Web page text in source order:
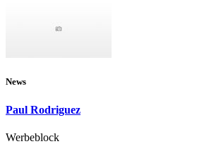
News
Paul Rodriguez
Werbeblock